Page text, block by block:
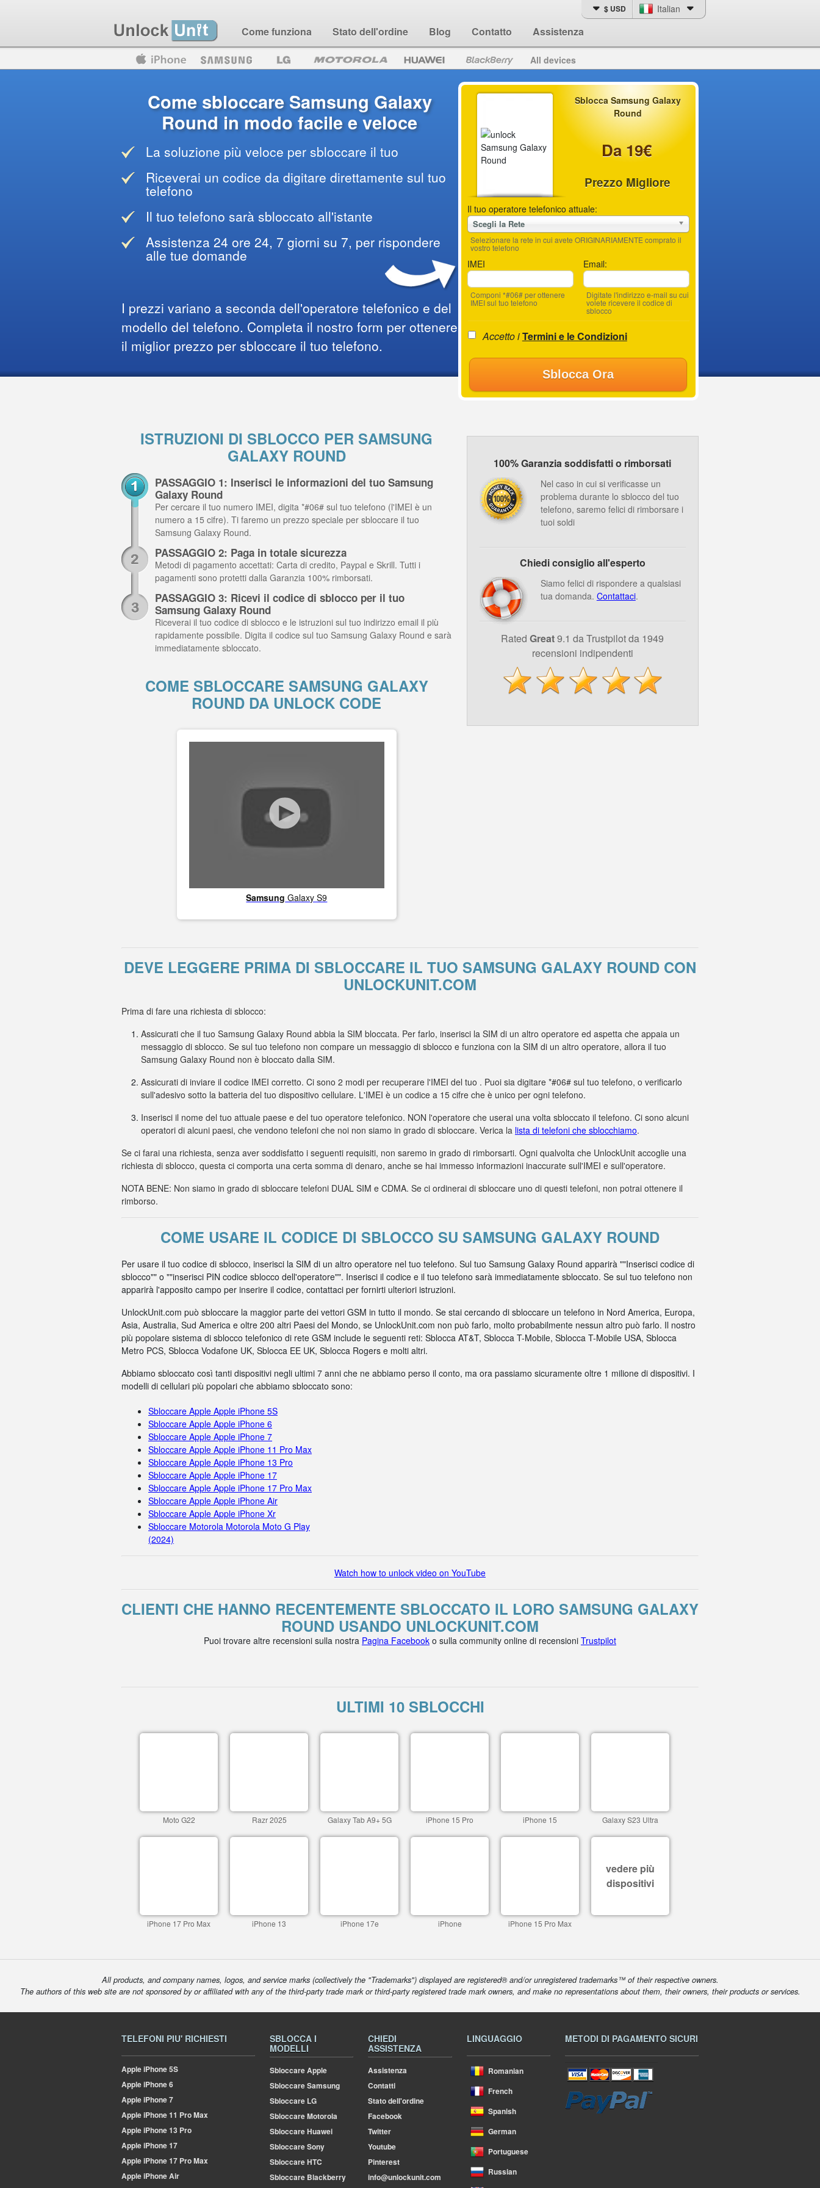
Come funziona Stato dell'ordine Blog Contatto Assistenza
$ USD Italian
Blackberry All devices
Sblocca Samsung Galaxy
Round
Da 19€
Prezzo Migliore
Il tuo operatore telefonico attuale:
Scegli la Rete
Selezionare la rete in cui avete ORIGINARIAMENTE comprato il
vostro telefono
IMEI
Componi *#06# per ottenere
IMEI sul tuo telefono
Email:
Digitate l'indirizzo e-mail su cui
volete ricevere il codice di
sblocco
Accetto iTermini e le Condizioni
Sblocca Ora
Come sbloccare Samsung Galaxy
Round in modo facile e veloce
La soluzione più veloce per sbloccare il tuo
Riceverai un codice da digitare direttamente sul tuo
telefono
Il tuo telefono sarà sbloccato all'istante
Assistenza 24 ore 24, 7 giorni su 7, per rispondere
alle tue domande
I prezzi variano a seconda dell'operatore telefonico e del
modello del telefono. Completa il nostro form per ottenere
il miglior prezzo per sbloccare il tuo telefono.
ISTRUZIONI DI SBLOCCO PER SAMSUNG
GALAXY ROUND
PASSAGGIO 1: Inserisci le informazioni del tuo Samsung
Galaxy Round
Per cercare il tuo numero IMEI, digita *#06# sul tuo telefono (l'IMEI è un
numero a 15 cifre). Ti faremo un prezzo speciale per sbloccare il tuo
Samsung Galaxy Round.
PASSAGGIO 2: Paga in totale sicurezza
Metodi di pagamento accettati: Carta di credito, Paypal e Skrill. Tutti i
pagamenti sono protetti dalla Garanzia 100% rimborsati.
PASSAGGIO 3: Ricevi il codice di sblocco per il tuo
Samsung Galaxy Round
Riceverai il tuo codice di sblocco e le istruzioni sul tuo indirizzo email il più
rapidamente possibile. Digita il codice sul tuo Samsung Galaxy Round e sarà
immediatamente sbloccato.
COME SBLOCCARE SAMSUNG GALAXY
ROUND DA UNLOCK CODE
Samsung Galaxy S9
100% Garanzia soddisfatti o rimborsati
Nel caso in cui si verificasse un
problema durante lo sblocco del tuo
telefono, saremo felici di rimborsare i
tuoi soldi
Chiedi consiglio all'esperto
Siamo felici di rispondere a qualsiasi
tua domanda. Contattaci.
RatedGreat9.1 da Trustpilot da 1949
recensioni indipendenti
DEVE LEGGERE PRIMA DI SBLOCCARE IL TUO SAMSUNG GALAXY ROUND CON
UNLOCKUNIT.COM
Prima di fare una richiesta di sblocco:
Assicurati che il tuo Samsung Galaxy Round abbia la SIM bloccata. Per farlo, inserisci la SIM di un altro operatore ed aspetta che appaia un
messaggio di sblocco. Se sul tuo telefono non compare un messaggio di sblocco e funziona con la SIM di un altro operatore, allora il tuo
Samsung Galaxy Round non è bloccato dalla SIM.
Assicurati di inviare il codice IMEI corretto. Ci sono 2 modi per recuperare l'IMEI del tuo . Puoi sia digitare *#06# sul tuo telefono, o verificarlo
sull'adesivo sotto la batteria del tuo dispositivo cellulare. L'IMEI è un codice a 15 cifre che è unico per ogni telefono.
Inserisci il nome del tuo attuale paese e del tuo operatore telefonico. NON l'operatore che userai una volta sbloccato il telefono. Ci sono alcuni
operatori di alcuni paesi, che vendono telefoni che noi non siamo in grado di sbloccare. Verica la lista di telefoni che sblocchiamo.
Se ci farai una richiesta, senza aver soddisfatto i seguenti requisiti, non saremo in grado di rimborsarti. Ogni qualvolta che UnlockUnit accoglie una
richiesta di sblocco, questa ci comporta una certa somma di denaro, anche se hai immesso informazioni inaccurate sull'IMEI e sull'operatore.
NOTA BENE: Non siamo in grado di sbloccare telefoni DUAL SIM e CDMA. Se ci ordinerai di sbloccare uno di questi telefoni, non potrai ottenere il
rimborso.
COME USARE IL CODICE DI SBLOCCO SU SAMSUNG GALAXY ROUND
Per usare il tuo codice di sblocco, inserisci la SIM di un altro operatore nel tuo telefono. Sul tuo Samsung Galaxy Round apparirà ""Inserisci codice di
sblocco"" o ""inserisci PIN codice sblocco dell'operatore"". Inserisci il codice e il tuo telefono sarà immediatamente sbloccato. Se sul tuo telefono non
apparirà l'apposito campo per inserire il codice, contattaci per fornirti ulteriori istruzioni.
UnlockUnit.com può sbloccare la maggior parte dei vettori GSM in tutto il mondo. Se stai cercando di sbloccare un telefono in Nord America, Europa,
Asia, Australia, Sud America e oltre 200 altri Paesi del Mondo, se UnlockUnit.com non può farlo, molto probabilmente nessun altro può farlo. Il nostro
più popolare sistema di sblocco telefonico di rete GSM include le seguenti reti: Sblocca AT&T, Sblocca T-Mobile, Sblocca T-Mobile USA, Sblocca
Metro PCS, Sblocca Vodafone UK, Sblocca EE UK, Sblocca Rogers e molti altri.
Abbiamo sbloccato così tanti dispositivi negli ultimi 7 anni che ne abbiamo perso il conto, ma ora passiamo sicuramente oltre 1 milione di dispositivi. I
modelli di cellulari più popolari che abbiamo sbloccato sono:
Sbloccare Apple Apple iPhone 5S
Sbloccare Apple Apple iPhone 6
Sbloccare Apple Apple iPhone 7
Sbloccare Apple Apple iPhone 11 Pro Max
Sbloccare Apple Apple iPhone 13 Pro
Sbloccare Apple Apple iPhone 17
Sbloccare Apple Apple iPhone 17 Pro Max
Sbloccare Apple Apple iPhone Air
Sbloccare Apple Apple iPhone Xr
Sbloccare Motorola Motorola Moto G Play
(2024)
Watch how to unlock video on YouTube
CLIENTI CHE HANNO RECENTEMENTE SBLOCCATO IL LORO SAMSUNG GALAXY
ROUND USANDO UNLOCKUNIT.COM
Puoi trovare altre recensioni sulla nostra Pagina Facebook o sulla community online di recensioni Trustpilot
ULTIMI 10 SBLOCCHI
Moto G22 Razr 2025 Galaxy Tab A9+ 5G iPhone 15 Pro iPhone 15 Galaxy S23 Ultra
iPhone 17 Pro Max iPhone 13 iPhone 17e iPhone iPhone 15 Pro Max
vedere più
dispositivi
All products, and company names, logos, and service marks (collectively the "Trademarks") displayed are registered® and/or unregistered trademarks™ of their respective owners.
The authors of this web site are not sponsored by or affiliated with any of the third-party trade mark or third-party registered trade mark owners, and make no representations about them, their owners, their products or services.
TELEFONI PIU' RICHIESTI
AppleiPhone 5S
AppleiPhone 6
AppleiPhone 7
AppleiPhone 11 Pro Max
AppleiPhone 13 Pro
AppleiPhone 17
AppleiPhone 17 Pro Max
AppleiPhone Air
SBLOCCA I
MODELLI
Sbloccare Apple
Sbloccare Samsung
Sbloccare LG
Sbloccare Motorola
Sbloccare Huawei
Sbloccare Sony
Sbloccare HTC
Sbloccare Blackberry
CHIEDI
ASSISTENZA
Assistenza
Contatti
Stato dell'ordine
Facebook
Twitter
Youtube
Pinterest
info@unlockunit.com
LINGUAGGIO
Romanian
French
Spanish
German
Portuguese
Russian
METODI DI PAGAMENTO SICURI